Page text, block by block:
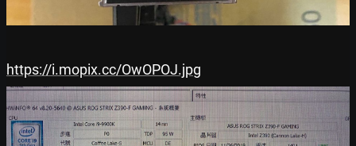
https://i.mopix.cc/OwOPOJ.jpg